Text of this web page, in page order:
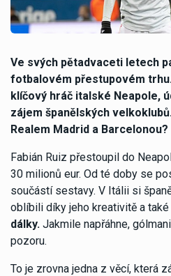
Ve svých pětadvaceti letech
fotbalovém přestupovém
klíčový hráč italské Neapole,
zájem španělských
Realem Madrid a Barcelonou?
Fabián Ruiz přestoupil do
30 milionů eur. Od té doby se
součástí sestavy. V Itálii si
oblíbili díky jeho kreativitě a také
dálky. Jakmile napřáhne,
pozoru.
To je zrovna jedna z věcí, která